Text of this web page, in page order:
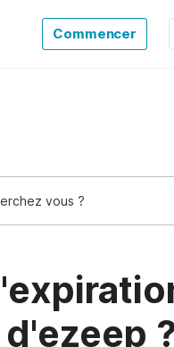
Commencer
Support